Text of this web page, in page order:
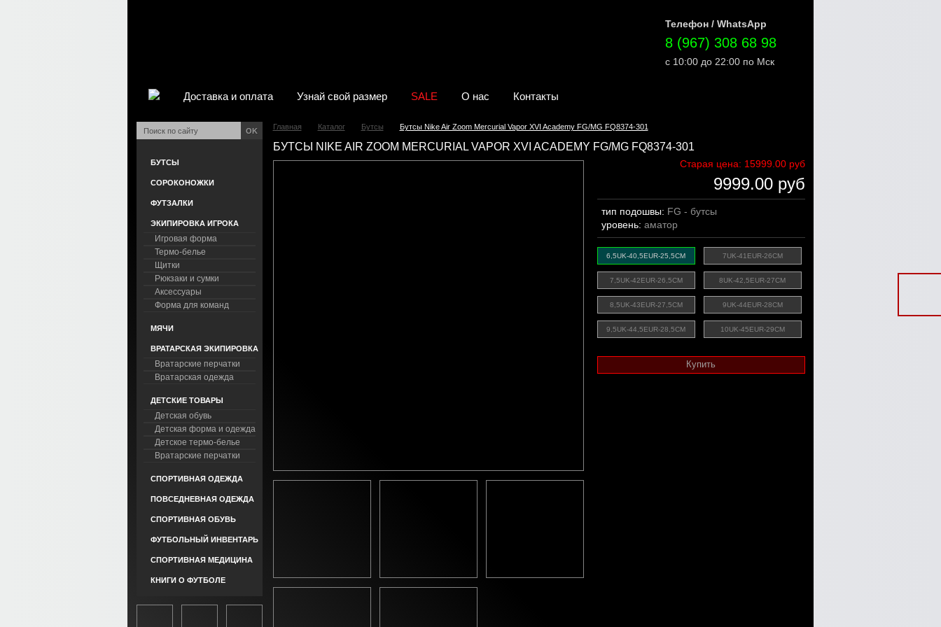
Телефон / WhatsApp
8 (967) 308 68 98
с 10:00 до 22:00 по Мск
Доставка и оплата Узнай свой размер SALE О нас Контакты
OK
БУТСЫ
СОРОКОНОЖКИ
ФУТЗАЛКИ
ЭКИПИРОВКА ИГРОКА
Игровая форма
Термо-белье
Щитки
Рюкзаки и сумки
Аксессуары
Форма для команд
МЯЧИ
ВРАТАРСКАЯ ЭКИПИРОВКА
Вратарские перчатки
Вратарская одежда
ДЕТСКИЕ ТОВАРЫ
Детская обувь
Детская форма и одежда
Детское термо-белье
Вратарские перчатки
СПОРТИВНАЯ ОДЕЖДА
ПОВСЕДНЕВНАЯ ОДЕЖДА
СПОРТИВНАЯ ОБУВЬ
ФУТБОЛЬНЫЙ ИНВЕНТАРЬ
СПОРТИВНАЯ МЕДИЦИНА
КНИГИ О ФУТБОЛЕ
Главная Каталог Бутсы Бутсы Nike Air Zoom Mercurial Vapor XVI Academy FG/MG FQ8374-301
БУТСЫ NIKE AIR ZOOM MERCURIAL VAPOR XVI ACADEMY FG/MG FQ8374-301
Старая цена: 15999.00 руб
9999.00 руб
тип подошвы: FG - бутсы
уровень: аматор
6,5UK-40,5EUR-25,5CM 7UK-41EUR-26CM
7,5UK-42EUR-26,5CM 8UK-42,5EUR-27CM
8,5UK-43EUR-27,5CM 9UK-44EUR-28CM
9,5UK-44,5EUR-28,5CM 10UK-45EUR-29CM
Купить